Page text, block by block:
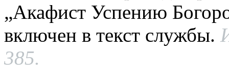
„Акафист Успению
включен в текст службы.
385.